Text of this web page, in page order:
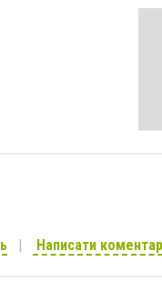
Написати